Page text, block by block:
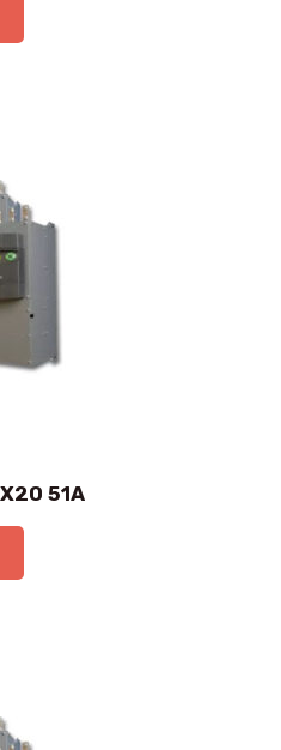
51A